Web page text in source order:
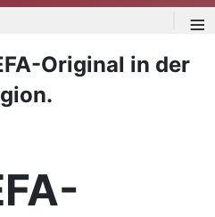
≡
Original in der